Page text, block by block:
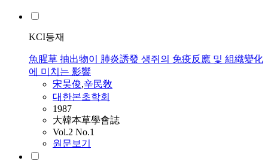
KCI등재
魚腥草 抽出物이 肺炎誘發 생쥐의 免疫反應 및 組織變化
에 미치는 影響
宋昊俊,辛民敎
대한본초학회
1987
大韓本草學會誌
Vol.2 No.1
원문보기